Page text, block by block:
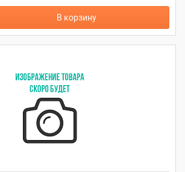
В корзину